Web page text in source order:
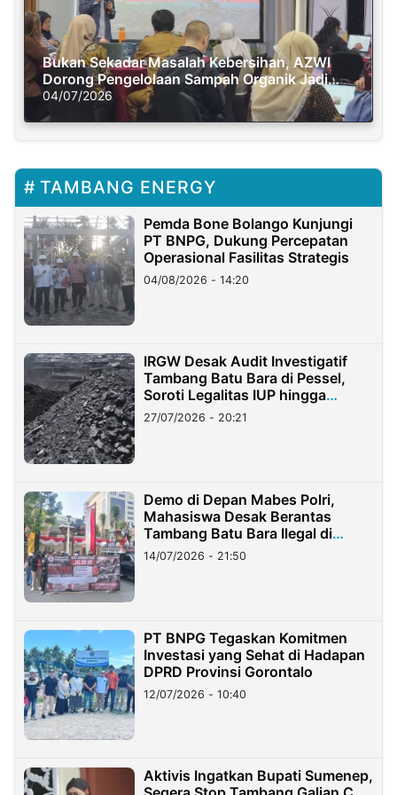
Bukan Sekadar Masalah Kebersihan, AZWI
Dorong Pengelolaan Sampah Organik Jadi
Solusi Krisis Iklim
04/07/2026
TAMBANG ENERGY
Pemda Bone Bolango Kunjungi
PT BNPG, Dukung Percepatan
Operasional Fasilitas Strategis
04/08/2026 - 14:20
IRGW Desak Audit Investigatif
Tambang Batu Bara di Pessel,
Soroti Legalitas IUP hingga
Stockpile
27/07/2026 - 20:21
Demo di Depan Mabes Polri,
Mahasiswa Desak Berantas
Tambang Batu Bara Ilegal di
Lampung
14/07/2026 - 21:50
PT BNPG Tegaskan Komitmen
Investasi yang Sehat di Hadapan
DPRD Provinsi Gorontalo
12/07/2026 - 10:40
Aktivis Ingatkan Bupati Sumenep,